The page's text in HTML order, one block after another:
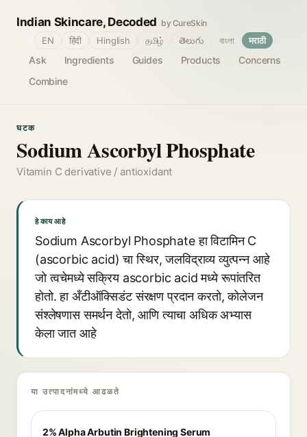
Indian Skincare, Decoded by CureSkin
Ask Ingredients Guides Products
Concerns
Combine
EN हिंदी Hinglish தமிழ் తెలుగు বাংলা मराठी
घटक
Sodium Ascorbyl Phosphate
Vitamin C derivative / antioxidant
हे काय आहे
Sodium Ascorbyl Phosphate हा विटामिन C
(ascorbic acid) चा स्थिर, जलविद्राव्य व्युत्पन्न आहे
जो त्वचेमध्ये सक्रिय ascorbic acid मध्ये रूपांतरित
होतो. हा अँटीऑक्सिडंट संरक्षण प्रदान करतो, कोलेजन
संश्लेषणास समर्थन देतो, आणि त्याचा अधिक अभ्यास
केला जात आहे
या उत्पादनांमध्ये आढळते
2% Alpha Arbutin Brightening Serum